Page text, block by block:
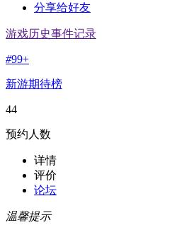
分享给好友
游戏历史事件记录
#99+
新游期待榜
44
预约人数
详情
评价
论坛
温馨提示